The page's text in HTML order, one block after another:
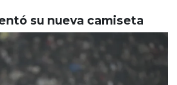
su nueva camiseta